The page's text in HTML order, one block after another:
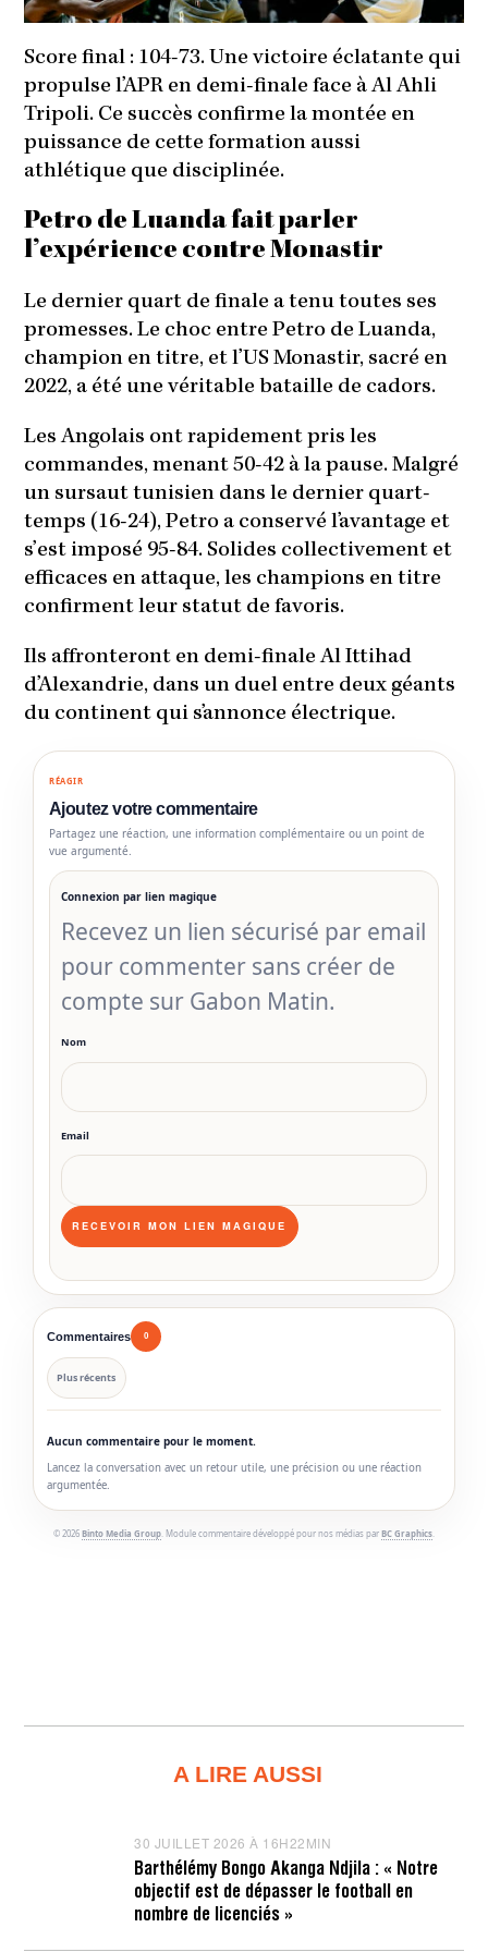
Score final : 104-73. Une victoire éclatante qui
propulse l’APR en demi-finale face à Al Ahli
Tripoli. Ce succès confirme la montée en
puissance de cette formation aussi
athlétique que disciplinée.
Petro de Luanda fait parler
l’expérience contre Monastir
Le dernier quart de finale a tenu toutes ses
promesses. Le choc entre Petro de Luanda,
champion en titre, et l’US Monastir, sacré en
2022, a été une véritable bataille de cadors.
Les Angolais ont rapidement pris les
commandes, menant 50-42 à la pause. Malgré
un sursaut tunisien dans le dernier quart-
temps (16-24), Petro a conservé l’avantage et
s’est imposé 95-84. Solides collectivement et
efficaces en attaque, les champions en titre
confirment leur statut de favoris.
Ils affronteront en demi-finale Al Ittihad
d’Alexandrie, dans un duel entre deux géants
du continent qui s’annonce électrique.
RÉAGIR
Ajoutez votre commentaire
Partagez une réaction, une information complémentaire ou un point de
vue argumenté.
Connexion par lien magique
Recevez un lien sécurisé par email
pour commenter sans créer de
compte sur Gabon Matin.
Nom
Email
Commentaires 0
Plus récents
Aucun commentaire pour le moment.
Lancez la conversation avec un retour utile, une précision ou une réaction
argumentée.
© 2026 Binto Media Group. Module commentaire développé pour nos médias par BC Graphics.
A LIRE AUSSI
30 JUILLET 2026 À 16H22MIN
0
J
U
L
Barthélémy Bongo Akanga Ndjila : « Notre
objectif est de dépasser le football en
nombre de licenciés »